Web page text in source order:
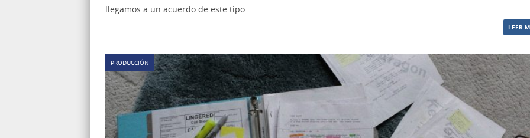
llegamos a un acuerdo de este tipo.
LEER
PRODUCCIÓN